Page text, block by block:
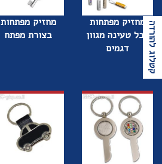
קטלוג להורדה מחזיק מפתחות
כבל טעינה מגוון
דגמים
מחזיק מפתחות
בצורת מפתח